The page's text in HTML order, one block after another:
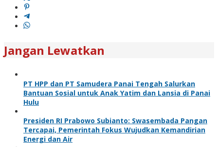
Jangan Lewatkan
PT HPP dan PT Samudera Panai Tengah Salurkan
Bantuan Sosial untuk Anak Yatim dan Lansia di Panai
Hulu
Presiden RI Prabowo Subianto: Swasembada Pangan
Tercapai, Pemerintah Fokus Wujudkan Kemandirian
Energi dan Air